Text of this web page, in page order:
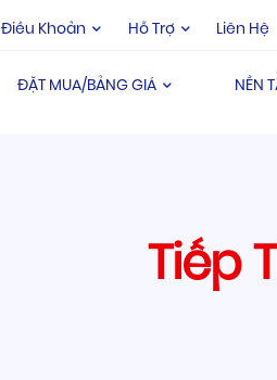
Điều Khoản Hỗ Trợ Liên Hệ
ĐẶT MUA/BẢNG GIÁ NỀN
Tiếp